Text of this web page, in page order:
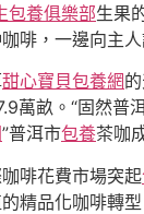
包養俱樂部生果
啡，一邊向主
甜心寶貝包養網
萬畝。“固然普
”普洱市包養茶咖
啡花費市場突起
精品化咖啡轉